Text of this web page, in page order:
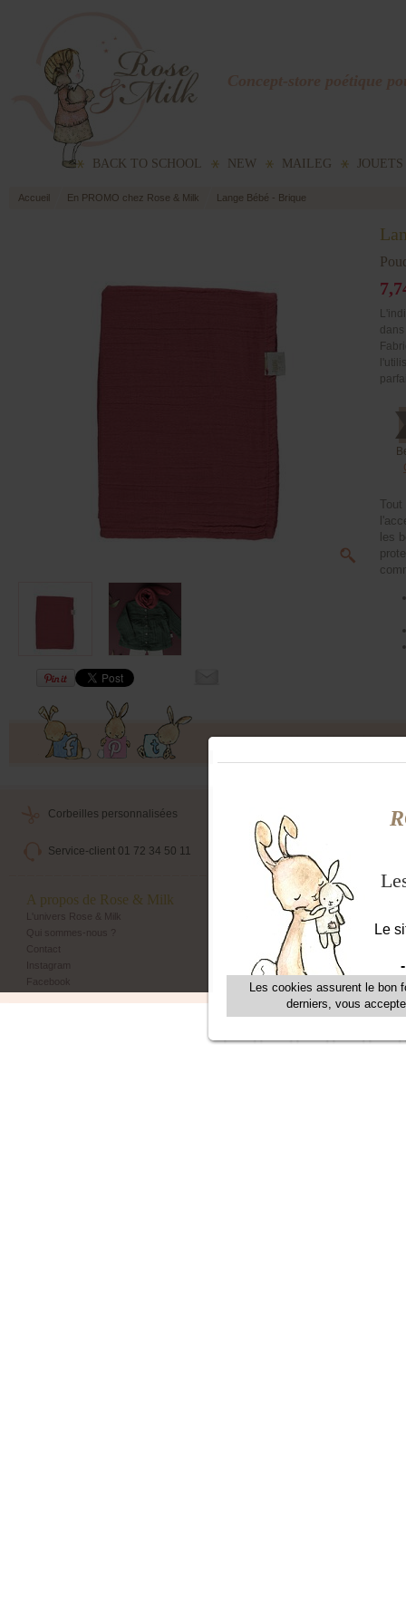
Concept-store poétique
BACK TO SCHOOL NEW MAILEG JOUETS
Accueil En PROMO chez Rose & Milk Lange Bébé - Brique
les
Offres exclusives, ventes privées,
Corbeilles personnalisées Livraison maternité
Service-client 01 72 34 50 11 Echange et retour simple
A propos de Rose & Milk
L'univers Rose & Milk
Qui sommes-nous ?
Contact
Instagram
Facebook
Les + Rose & Milk
Corbeilles Rose & Milk
Emballage cadeau
Livraison maternité
Programme de fidélité
Parrainage